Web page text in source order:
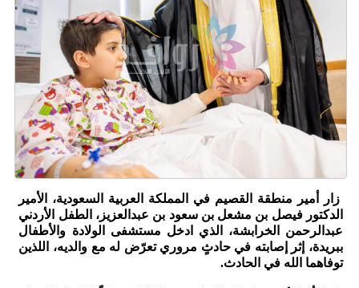
زار أمير منطقة القصيم في المملكة العربية السعودية، الأمير
الدكتور فيصل بن مشعل بن سعود بن عبدالعزيز، الطفل الأردني
عبدالرحمن الخرابشة، الذي ادخل مستشفى الولادة والأطفال
ببريدة، إثر إصابته في حادثٍ مروري تعرّض له مع والديه، اللذين
توفاهما الله في الحادث.